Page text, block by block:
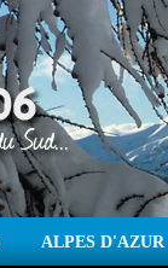
ALPES D'AZUR